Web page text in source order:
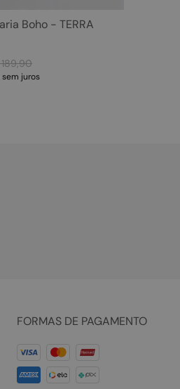
Boho - TERRA
189,90
sem juros
FORMAS DE PAGAMENTO